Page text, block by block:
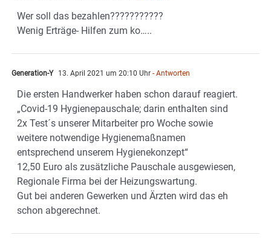
Wer soll das bezahlen???????????
Wenig Erträge- Hilfen zum ko…..
Generation-Y 13. April 2021 um 20:10 Uhr - Antworten
Die ersten Handwerker haben schon darauf reagiert.
„Covid-19 Hygienepauschale; darin enthalten sind
2x Test´s unserer Mitarbeiter pro Woche sowie
weitere notwendige Hygienemaßnamen
entsprechend unserem Hygienekonzept“
12,50 Euro als zusätzliche Pauschale ausgewiesen,
Regionale Firma bei der Heizungswartung.
Gut bei anderen Gewerken und Ärzten wird das eh
schon abgerechnet.